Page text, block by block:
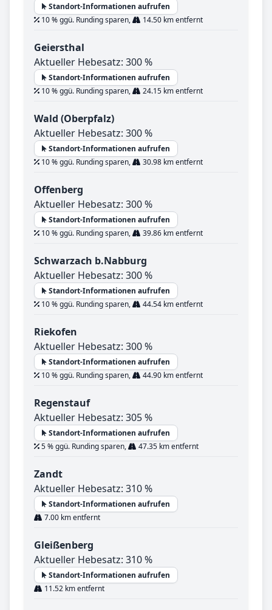
Standort-Informationen aufrufen
10 % ggü. Runding sparen,
14.50 km entfernt
Geiersthal
Aktueller Hebesatz: 300 %
Standort-Informationen aufrufen
10 % ggü. Runding sparen,
24.15 km entfernt
Wald (Oberpfalz)
Aktueller Hebesatz: 300 %
Standort-Informationen aufrufen
10 % ggü. Runding sparen,
30.98 km entfernt
Offenberg
Aktueller Hebesatz: 300 %
Standort-Informationen aufrufen
10 % ggü. Runding sparen,
39.86 km entfernt
Schwarzach b.Nabburg
Aktueller Hebesatz: 300 %
Standort-Informationen aufrufen
10 % ggü. Runding sparen,
44.54 km entfernt
Riekofen
Aktueller Hebesatz: 300 %
Standort-Informationen aufrufen
10 % ggü. Runding sparen,
44.90 km entfernt
Regenstauf
Aktueller Hebesatz: 305 %
Standort-Informationen aufrufen
5 % ggü. Runding sparen,
47.35 km entfernt
Zandt
Aktueller Hebesatz: 310 %
Standort-Informationen aufrufen
7.00 km entfernt
Gleißenberg
Aktueller Hebesatz: 310 %
Standort-Informationen aufrufen
11.52 km entfernt